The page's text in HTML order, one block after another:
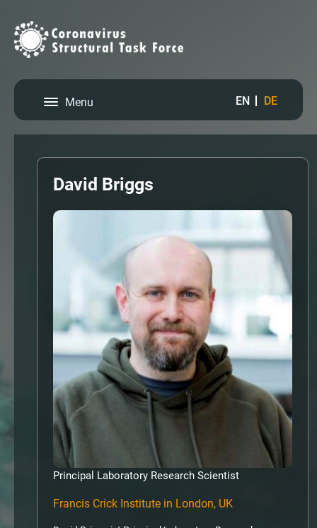
Menu EN DE
David Briggs
Principal Laboratory Research Scientist
Francis Crick Institute in London, UK